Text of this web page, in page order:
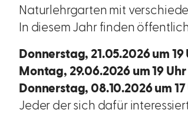
Naturlehrgarten mit
In diesem Jahr finden
Donnerstag, 21.05.2026 um 19
Montag, 29.06.2026 um 19 Uhr
Donnerstag, 08.10.2026 um 17
Jeder der sich dafür